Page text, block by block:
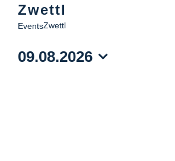
Cultural Heritage Sites
Hiking
Zwettl
EventsZwettl
09.08.2026